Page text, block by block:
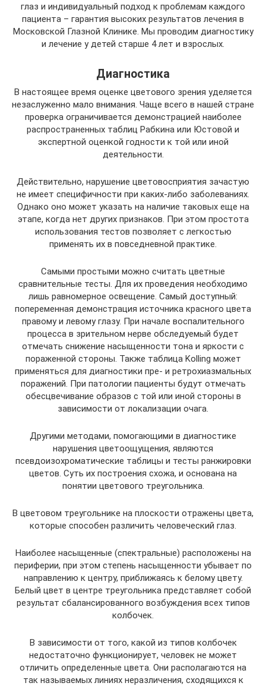
глаз и индивидуальный подход к проблемам каждого
пациента – гарантия высоких результатов лечения в
Московской Глазной Клинике. Мы проводим диагностику
и лечение у детей старше 4 лет и взрослых.
Диагностика
В настоящее время оценке цветового зрения уделяется
незаслуженно мало внимания. Чаще всего в нашей стране
проверка ограничивается демонстрацией наиболее
распространенных таблиц Рабкина или Юстовой и
экспертной оценкой годности к той или иной
деятельности.
Действительно, нарушение цветовосприятия зачастую
не имеет специфичности при каких-либо заболеваниях.
Однако оно может указать на наличие таковых еще на
этапе, когда нет других признаков. При этом простота
использования тестов позволяет с легкостью
применять их в повседневной практике.
Самыми простыми можно считать цветные
сравнительные тесты. Для их проведения необходимо
лишь равномерное освещение. Самый доступный:
попеременная демонстрация источника красного цвета
правому и левому глазу. При начале воспалительного
процесса в зрительном нерве обследуемый будет
отмечать снижение насыщенности тона и яркости с
пораженной стороны. Также таблица Kolling может
применяться для диагностики пре- и ретрохиазмальных
поражений. При патологии пациенты будут отмечать
обесцвечивание образов с той или иной стороны в
зависимости от локализации очага.
Другими методами, помогающими в диагностике
нарушения цветоощущения, являются
псевдоизохроматические таблицы и тесты ранжировки
цветов. Суть их построения схожа, и основана на
понятии цветового треугольника.
В цветовом треугольнике на плоскости отражены цвета,
которые способен различить человеческий глаз.
Наиболее насыщенные (спектральные) расположены на
периферии, при этом степень насыщенности убывает по
направлению к центру, приближаясь к белому цвету.
Белый цвет в центре треугольника представляет собой
результат сбалансированного возбуждения всех типов
колбочек.
В зависимости от того, какой из типов колбочек
недостаточно функционирует, человек не может
отличить определенные цвета. Они располагаются на
так называемых линиях неразличения, сходящихся к